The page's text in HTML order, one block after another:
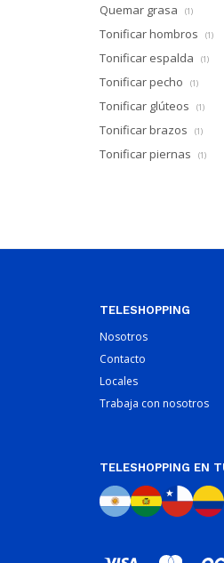
Quemar grasa (1)
Tonificar hombros (1)
Tonificar espalda (1)
Tonificar pecho (1)
Tonificar glúteos (1)
Tonificar brazos (1)
Tonificar piernas (1)
TELESHOPPING
Nosotros
Contacto
Locales
Trabaja con nosotros
TELESHOPPING EN